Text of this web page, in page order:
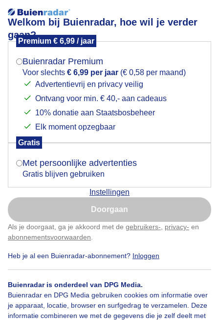
Welkom bij Buienradar, hoe wil je verder
gaan?
Premium € 6,99 / jaar
Buienradar Premium
Voor slechts € 6,99 per jaar (€ 0,58 per maand)
Advertentievrij en privacy veilig
Ontvang voor min. € 40,- aan cadeaus
10% donatie aan Staatsbosbeheer
Elk moment opzegbaar
Gratis
Met persoonlijke advertenties
Gratis blijven gebruiken
Instellingen
Doorgaan
Als je doorgaat, ga je akkoord met de gebruikers- privacy- en
abonnementsvoorwaarden
Heb je al een Buienradar-abonnement? Inloggen
Buienradar is onderdeel van DPG Media.
Buienradar en DPG Media gebruiken cookies om informatie over
je apparaat, locatie, browser en surfgedrag te verzamelen. Deze
informatie combineren we met de gegevens die je zelf deelt met
Avondlucht
Avondlucht
Mogen we je locatie gebruiken voor het
Indien je hier nog geen akkoord op hebt gegeven,
verschijnt er zo een pop-up uit je browser waarin
Is goed, toon de popup
Nu niet, misschien later
Klik hierom dit aan te passen